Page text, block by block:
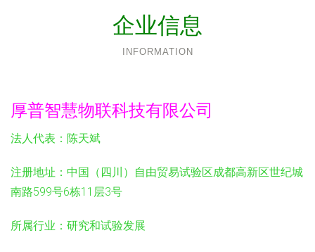
企业信息
INFORMATION
厚普智慧物联科技有限公司
法人代表： 陈天斌
注册地址： 中国（四川）自由贸易试验区成都高新区世纪城
南路599号6栋11层3号
所属行业： 研究和试验发展